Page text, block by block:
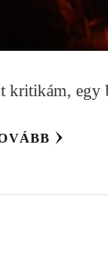
kritikám, egy